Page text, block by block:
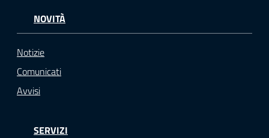
NOVITÀ
Notizie
Comunicati
Avvisi
SERVIZI